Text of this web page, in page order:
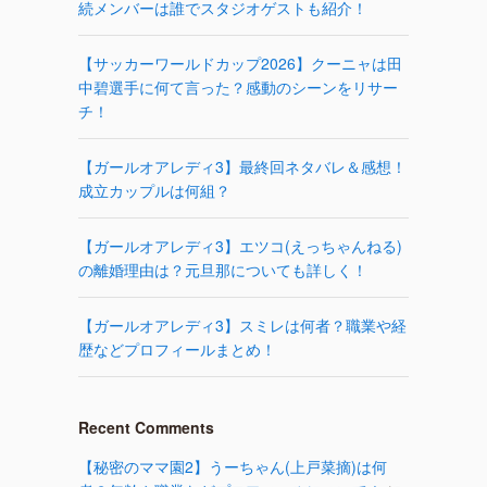
続メンバーは誰でスタジオゲストも紹介！
【サッカーワールドカップ2026】クーニャは田
中碧選手に何て言った？感動のシーンをリサー
チ！
【ガールオアレディ3】最終回ネタバレ＆感想！
成立カップルは何組？
【ガールオアレディ3】エツコ(えっちゃんねる)
の離婚理由は？元旦那についても詳しく！
【ガールオアレディ3】スミレは何者？職業や経
歴などプロフィールまとめ！
Recent Comments
【秘密のママ園2】うーちゃん(上戸菜摘)は何